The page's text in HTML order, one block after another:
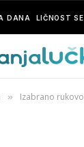
DANA LIČNOST
» Izabrano rukovodstvo Udruženja poljoprivrede u